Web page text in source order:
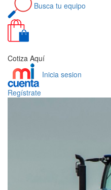
Busca tu equipo
Cotiza Aquí
Inicia sesion
Regístrate